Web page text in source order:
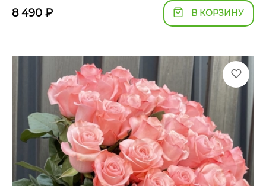
8 490 ₽ В КОРЗИНУ